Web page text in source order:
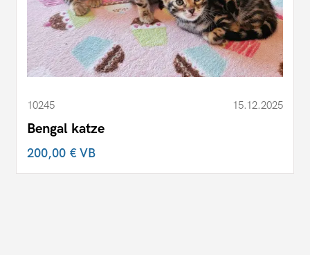
10245 15.12.2025
Bengal katze
200,00 €VB